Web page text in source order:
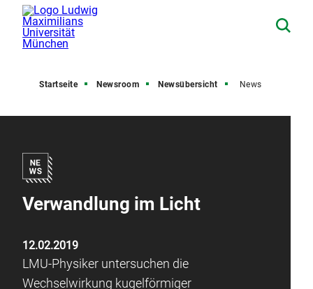
Startseite Newsroom Newsübersicht News
Verwandlung im Licht
12.02.2019
LMU-Physiker untersuchen die
Wechselwirkung kugelförmiger